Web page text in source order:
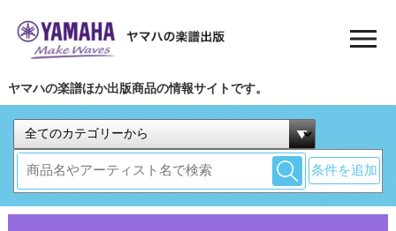
ヤマハの楽譜ほか出版商品の情報サイトです。
条件を追加